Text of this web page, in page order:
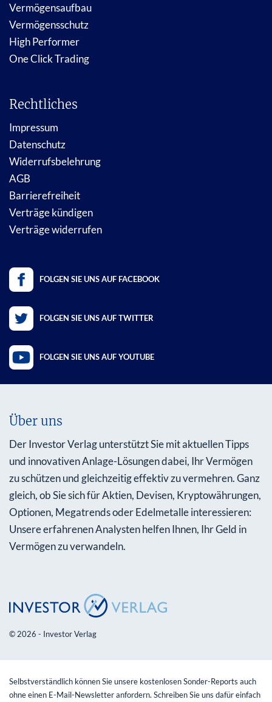
Vermögensaufbau
Vermögensschutz
High Performer
One Click Trading
Rechtliches
Impressum
Datenschutz
Widerrufsbelehrung
AGB
Barrierefreiheit
Verträge kündigen
Verträge widerrufen
FOLGEN SIE UNS AUF FACEBOOK
FOLGEN SIE UNS AUF TWITTER
FOLGEN SIE UNS AUF YOUTUBE
Über uns
Der Investor Verlag unterstützt Sie mit aktuellen Tipps
und innovativen Anlage-Lösungen dabei, Ihr Vermögen
zu schützen und gleichzeitig effektiv zu vermehren. Ganz
gleich, ob Sie sich für Aktien, Devisen, Kryptowährungen,
Optionen, Megatrends oder Edelmetalle interessieren:
Unsere erfahrenen Analysten helfen Ihnen, Ihr Geld in
Vermögen zu verwandeln.
© 2026 - Investor Verlag
Selbstverständlich können Sie unsere kostenlosen Sonder-Reports auch
ohne einen E-Mail-Newsletter anfordern. Schreiben Sie uns dafür einfach